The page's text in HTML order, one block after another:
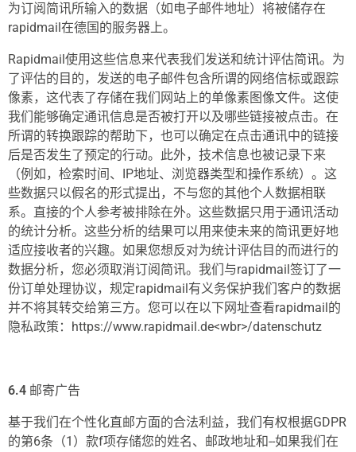
为订阅简讯所输入的数据（如电子邮件地址）将被储存在
rapidmail在德国的服务器上。
Rapidmail使用这些信息来代表我们发送和统计评估简讯。为
了评估的目的，发送的电子邮件包含所谓的网络信标或跟踪
像素，这代表了存储在我们网站上的单像素图像文件。这使
我们能够确定通讯信息是否被打开以及哪些链接被点击。在
所谓的转换跟踪的帮助下，也可以确定在点击通讯中的链接
后是否发生了预定的行动。此外，技术信息也被记录下来
（例如，检索时间、IP地址、浏览器类型和操作系统）。这
些数据只以假名的形式提出，不与您的其他个人数据相联
系。直接的个人参考被排除在外。这些数据只用于通讯活动
的统计分析。这些分析的结果可以用来使未来的简讯更好地
适应接收者的兴趣。如果您想反对为统计评估目的而进行的
数据分析，您必须取消订阅简讯。我们与rapidmail签订了一
份订单处理协议，规定rapidmail有义务保护我们客户的数据
并不将其转交给第三方。您可以在以下网址查看rapidmail的
隐私政策：https://www.rapidmail.de<wbr>/datenschutz
6.4 邮寄广告
基于我们在个性化直邮方面的合法利益，我们有权根据GDPR
的第6条（1）款f项存储您的姓名、邮政地址和--如果我们在